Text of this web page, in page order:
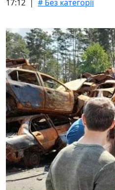
17:12 | # Без категорії